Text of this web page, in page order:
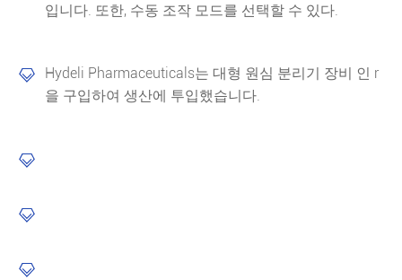
입니다. 또한, 수동 조작 모드를 선택할 수 있다.

Hydeli Pharmaceuticals는 대형 원심 분리기 장비 인 r
을 구입하여 생산에 투입했습니다.


